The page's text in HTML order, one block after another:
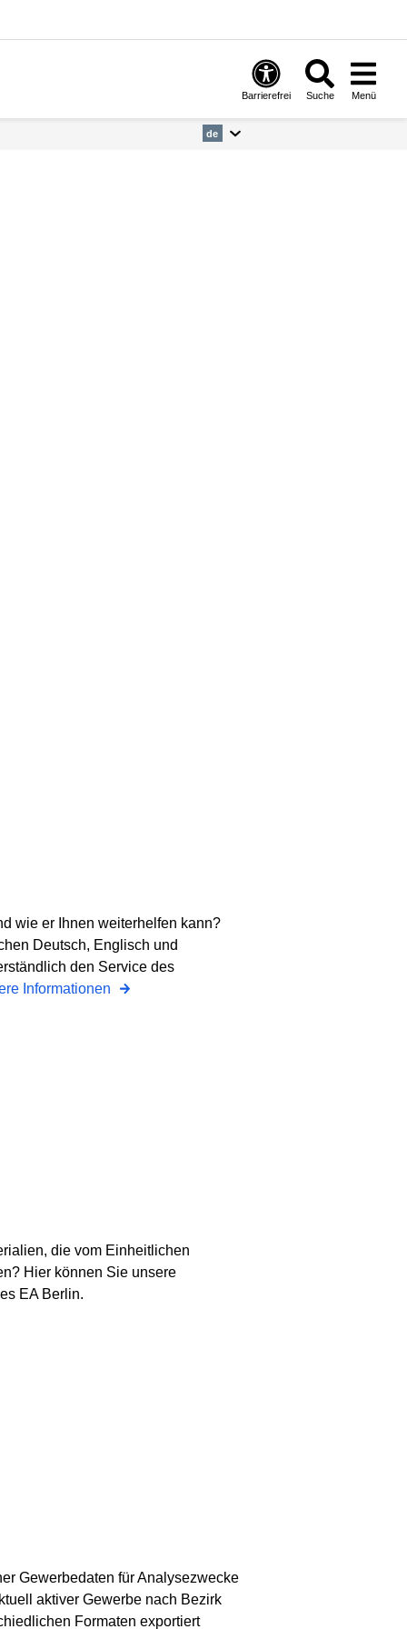
Barrierefrei Suche Menü
de
wie er Ihnen weiterhelfen kann?
Deutsch, Englisch und
den Service des
Informationen
die vom Einheitlichen
Hier können Sie unsere
EA Berlin.
Gewerbedaten für Analysezwecke
aktiver Gewerbe nach Bezirk
Formaten exportiert